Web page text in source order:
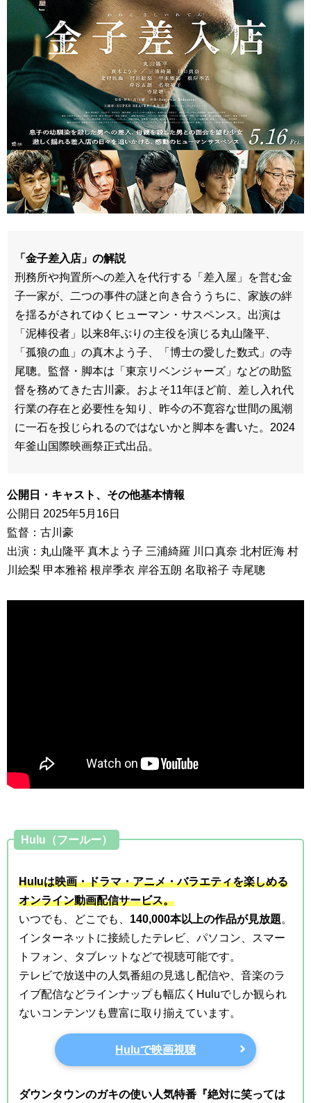
「金子差入店」の解説
刑務所や拘置所への差入を代行する「差入屋」を営む金
子一家が、二つの事件の謎と向き合ううちに、家族の絆
を揺るがされてゆくヒューマン・サスペンス。出演は
「泥棒役者」以来8年ぶりの主役を演じる丸山隆平、
「孤狼の血」の真木よう子、「博士の愛した数式」の寺
尾聰。監督・脚本は「東京リベンジャーズ」などの助監
督を務めてきた古川豪。およそ11年ほど前、差し入れ代
行業の存在と必要性を知り、昨今の不寛容な世間の風潮
に一石を投じられるのではないかと脚本を書いた。2024
年釜山国際映画祭正式出品。
公開日・キャスト、その他基本情報
公開日 2025年5月16日
監督：古川豪
出演：丸山隆平 真木よう子 三浦綺羅 川口真奈 北村匠海 村
川絵梨 甲本雅裕 根岸季衣 岸谷五朗 名取裕子 寺尾聰
Hulu（フールー）
Huluは映画・ドラマ・アニメ・バラエティを楽しめる
オンライン動画配信サービス。
いつでも、どこでも、 140,000本以上の作品が見放題。
インターネットに接続したテレビ、パソコン、スマー
トフォン、タブレットなどで視聴可能です。
テレビで放送中の人気番組の見逃し配信や、音楽のラ
イブ配信などラインナップも幅広くHuluでしか観られ
ないコンテンツも豊富に取り揃えています。
Huluで映画視聴
ダウンタウンのガキの使い人気特番『絶対に笑っては